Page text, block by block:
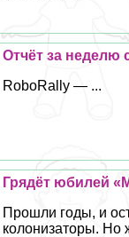
Отчёт за неделю
RoboRally — ...
Грядёт юбилей
Прошли годы, и
колонизаторы. Но